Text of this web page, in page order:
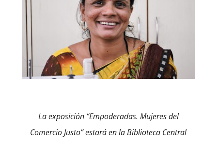
La exposición “Empoderadas. Mujeres del
Comercio Justo” estará en la Biblioteca Central